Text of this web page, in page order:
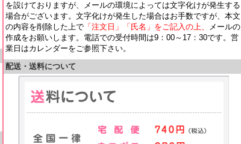
を設けておりますが、メールの環境によっては文字化けが発生する
場合がございます。文字化けが発生した場合はお手数ですが、本文
の内容を削除した上で 「注文日」「氏名」をご記入の上、
メールの
作成をお願いします。電話での受付時間は9：00～17：30です。営
業日はカレンダーをご参照下さい。
配送・送料について